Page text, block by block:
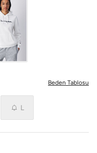
Beden Tablosu
L